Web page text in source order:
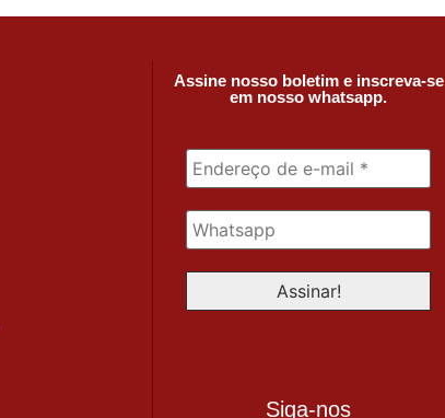
Assine nosso boletim e inscreva-se
em nosso whatsapp.
Siga-nos